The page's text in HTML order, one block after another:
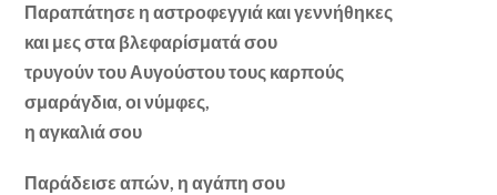
Παραπάτησε η αστροφεγγιά και γεννήθηκες
και μες στα βλεφαρίσματά σου
τρυγούν του Αυγούστου τους καρπούς
σμαράγδια, οι νύμφες,
η αγκαλιά σου
Παράδεισε απών, η αγάπη σου